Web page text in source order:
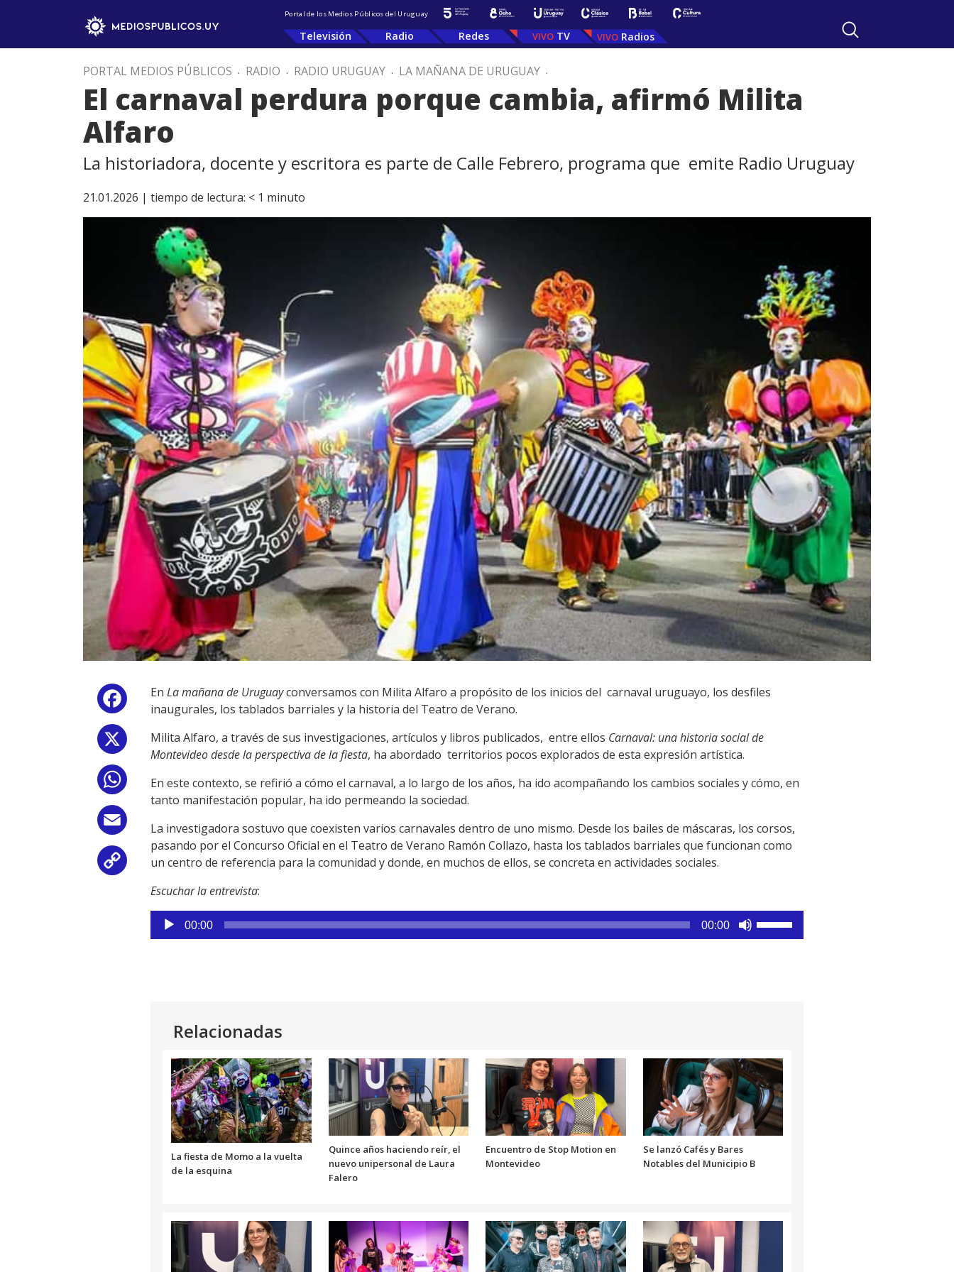
Portal de los Medios Públicos del Uruguay
Televisión Radio Redes TV Radios
PORTAL MEDIOS PÚBLICOS . RADIO . RADIO URUGUAY . LA MAÑANA DE URUGUAY .
El carnaval perdura porque cambia, afirmó Milita
Alfaro
La historiadora, docente y escritora es parte de Calle Febrero, programa que emite Radio Uruguay
21.01.2026 | tiempo de lectura: < 1 minuto
Facebook
WhatsApp
Email
Copy
Link
En La mañana de Uruguayconversamos con Milita Alfaro a propósito de los inicios del carnaval uruguayo, los desfiles
inaugurales, los tablados barriales y la historia del Teatro de Verano.
Milita Alfaro, a través de sus investigaciones, artículos y libros publicados, entre ellos Carnaval: una historia social de
Montevideo desde la perspectiva de la fiesta, ha abordado territorios pocos explorados de esta expresión artística.
En este contexto, se refirió a cómo el carnaval, a lo largo de los años, ha ido acompañando los cambios sociales y cómo, en
tanto manifestación popular, ha ido permeando la sociedad.
La investigadora sostuvo que coexisten varios carnavales dentro de uno mismo. Desde los bailes de máscaras, los corsos,
pasando por el Concurso Oficial en el Teatro de Verano Ramón Collazo, hasta los tablados barriales que funcionan como
un centro de referencia para la comunidad y donde, en muchos de ellos, se concreta en actividades sociales.
Escuchar la entrevista:
Reproductor
de
00:00 00:00
disminuir
el
volumen.
Relacionadas
La fiesta de Momo a la vuelta
de la esquina
Quince años haciendo reír, el
nuevo unipersonal de Laura
Falero
Encuentro de Stop Motion en
Montevideo
Se lanzó Cafés y Bares
Notables del Municipio B